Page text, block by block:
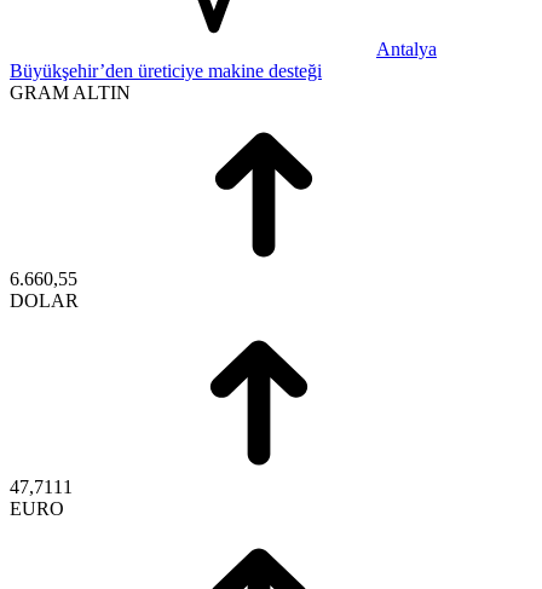
Antalya
Büyükşehir’den üreticiye makine desteği
GRAM ALTIN
6.660,55
DOLAR
47,7111
EURO